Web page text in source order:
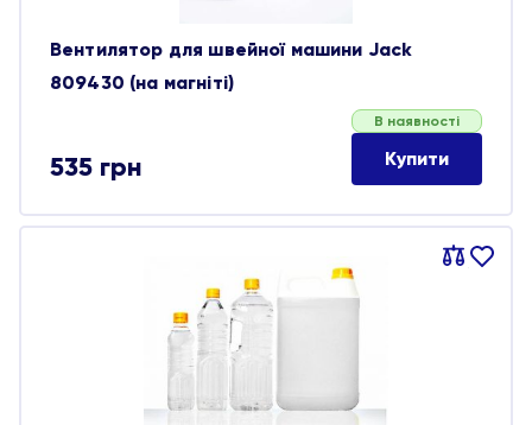
Вентилятор для швейної машини Jack
809430 (на магніті)
535 грн
В наявності
Купити
Порівняти
В